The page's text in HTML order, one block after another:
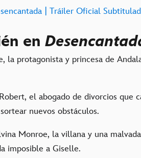
| Tráiler Oficial
en
la protagonista y princesa de
el abogado de divorcios que
nuevos obstáculos.
Monroe, la villana y una
imposible a Giselle.